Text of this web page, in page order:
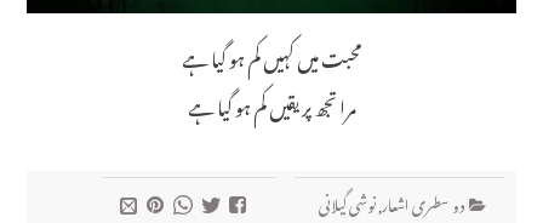
محبت میں کہیں کم ہو گیا ہے
مرا تجھ پر یقیں کم ہو گیا ہے
دو سطری اشعار,نوشی گیلانی